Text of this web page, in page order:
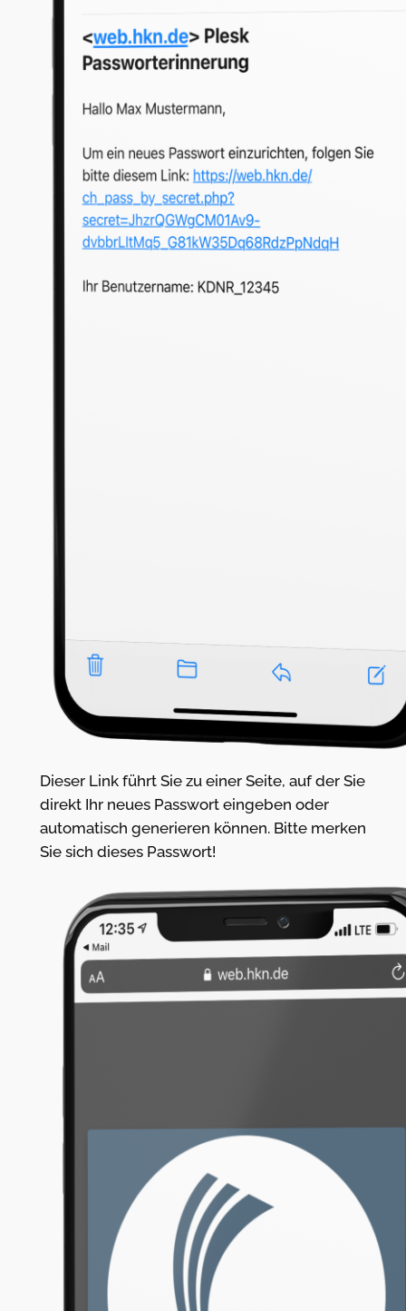
Dieser Link führt Sie zu einer Seite, auf der Sie
direkt Ihr neues Passwort eingeben oder
automatisch generieren können. Bitte merken
Sie sich dieses Passwort!